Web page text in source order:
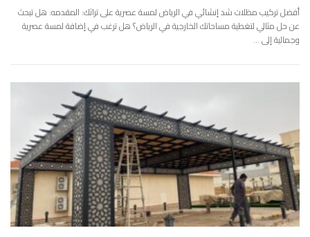
أفضل تركيب مظلات شد إنشائي في الرياض لمسة عصرية على تراثك: المقدمه: هل تبحث
عن حل مثالي لتغطية مساحاتك الخارجية في الرياض؟ هل ترغب في إضافة لمسة عصرية
وجمالية إلى …